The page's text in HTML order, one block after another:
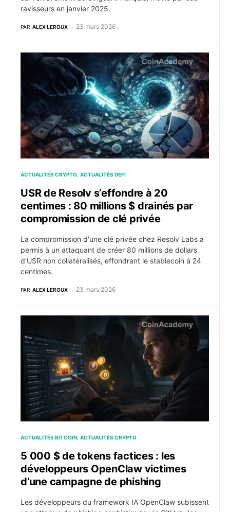
ravisseurs en janvier 2025.
PAR ALEX LEROUX 23 mars 2026
USR de Resolv s’effondre à 20 centimes : 80
ACTUALITÉS CRYPTO ACTUALITÉS DEFI
USR de Resolv s’effondre à 20
centimes : 80 millions $ drainés par
compromission de clé privée
La compromission d'une clé privée chez Resolv Labs a
permis à un attaquant de créer 80 millions de dollars
d'USR non collatéralisés, effondrant le stablecoin à 24
centimes.
PAR ALEX LEROUX 23 mars 2026
5 000 $ de tokens factices : les développeurs
ACTUALITÉS BITCOIN ACTUALITÉS CRYPTO
5 000 $ de tokens factices : les
développeurs OpenClaw victimes
d’une campagne de phishing
Les développeurs du framework IA OpenClaw subissent